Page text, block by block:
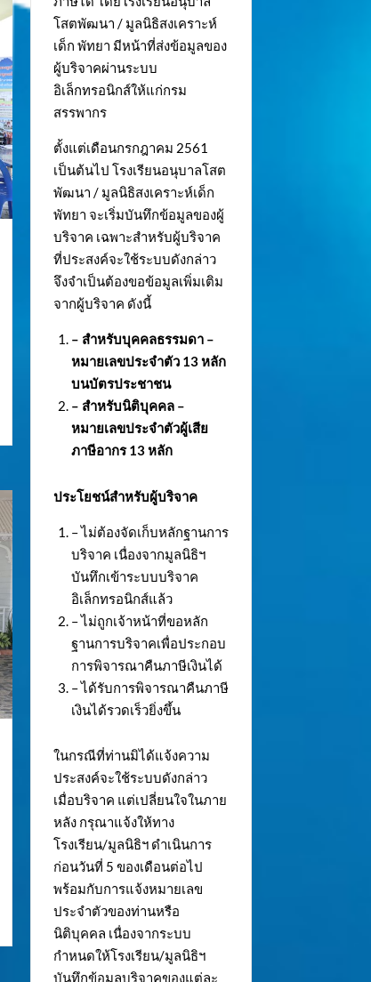
โสตพัฒนา / มูลนิธิสงเคราะห์
เด็ก พัทยา มีหน้าที่ส่งข้อมูลของ
ผู้บริจาคผ่านระบบ
อิเล็กทรอนิกส์ให้แก่กรม
สรรพากร
ตั้งแต่เดือนกรกฎาคม 2561
เป็นต้นไป โรงเรียนอนุบาลโสต
พัฒนา / มูลนิธิสงเคราะห์เด็ก
พัทยา จะเริ่มบันทึกข้อมูลของผู้
บริจาค เฉพาะสำหรับผู้บริจาค
ที่ประสงค์จะใช้ระบบดังกล่าว
จึงจำเป็นต้องขอข้อมูลเพิ่มเติม
จากผู้บริจาค ดังนี้
– สำหรับบุคคลธรรมดา –
หมายเลขประจำตัว 13 หลัก
บนบัตรประชาชน
– สำหรับนิติบุคคล –
หมายเลขประจำตัวผู้เสีย
ภาษีอากร 13 หลัก
ประโยชน์สำหรับผู้บริจาค
– ไม่ต้องจัดเก็บหลักฐานการ
บริจาค เนื่องจากมูลนิธิฯ
บันทึกเข้าระบบบริจาค
อิเล็กทรอนิกส์แล้ว
– ไม่ถูกเจ้าหน้าที่ขอหลัก
ฐานการบริจาคเพื่อประกอบ
การพิจารณาคืนภาษีเงินได้
– ได้รับการพิจารณาคืนภาษี
เงินได้รวดเร็วยิ่งขึ้น
ในกรณีที่ท่านมิได้แจ้งความ
ประสงค์จะใช้ระบบดังกล่าว
เมื่อบริจาค แต่เปลี่ยนใจในภาย
หลัง กรุณาแจ้งให้ทาง
โรงเรียน/มูลนิธิฯ ดำเนินการ
ก่อนวันที่ 5 ของเดือนต่อไป
พร้อมกับการแจ้งหมายเลข
ประจำตัวของท่านหรือ
นิติบุคคล เนื่องจากระบบ
กำหนดให้โรงเรียน/มูลนิธิฯ
บันทึกข้อมูลบริจาคของแต่ละ